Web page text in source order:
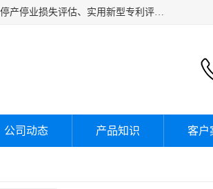
海润资产评估公司从事厂房拆迁评估、厂房资产评估、无形资产评估、房屋资产评估、企业停产停业损失评估、实用新型专利评估、果园资产评估、盆景价值评估、鱼塘资产评估等资产评估；从成立至今我司已经服务了全国几千家公司企业和事业单位，我们有着丰富的房屋、厂房、园林、企业拆迁等评估经验。
公司动态 产品知识 客户